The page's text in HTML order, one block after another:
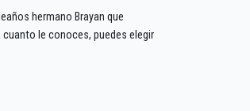
hermano Brayan que
le conoces, puedes elegir